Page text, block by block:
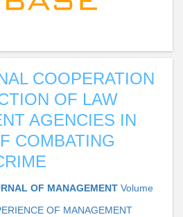
COOPERATION
OF LAW
AGENCIES IN
COMBATING
OF MANAGEMENT Volume
OF MANAGEMENT